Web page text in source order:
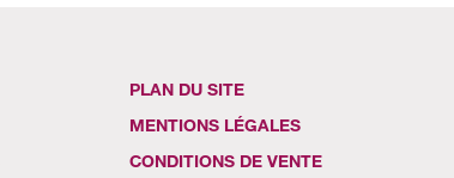
PLAN DU SITE
MENTIONS LÉGALES
CONDITIONS DE VENTE